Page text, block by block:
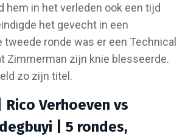
hem in het verleden ook een tijd
het gevecht in een
tweede ronde was er een Technical
Zimmerman zijn knie blesseerde.
zo zijn titel.
Rico Verhoeven vs
| 5 rondes,